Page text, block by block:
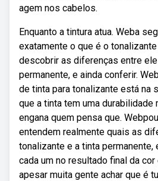
agem nos cabelos.
Enquanto a tintura atua. Weba
exatamente o que é o
descobrir as diferenças entre
permanente, e ainda conferir.
de tinta para tonalizante está na
que a tinta tem uma durabilidade
engana quem pensa que.
entendem realmente quais as
tonalizante e a tinta permanente,
cada um no resultado final da
apesar muita gente achar que é